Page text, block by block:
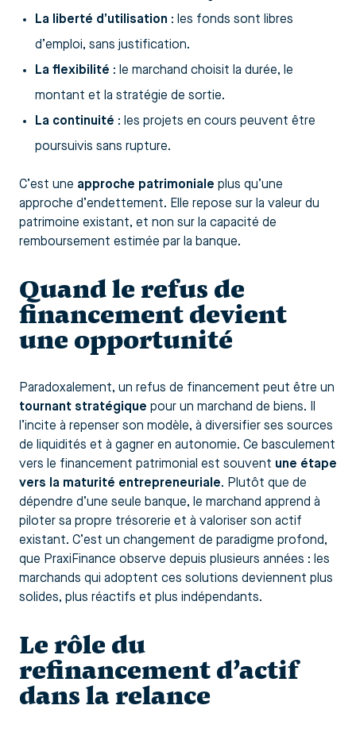
La liberté d’utilisation : les fonds sont libres
d’emploi, sans justification.
La flexibilité : le marchand choisit la durée, le
montant et la stratégie de sortie.
La continuité : les projets en cours peuvent être
poursuivis sans rupture.
C’est une approche patrimoniale plus qu’une
approche d’endettement. Elle repose sur la valeur du
patrimoine existant, et non sur la capacité de
remboursement estimée par la banque.
Quand le refus de
financement devient
une opportunité
Paradoxalement, un refus de financement peut être un
tournant stratégique pour un marchand de biens. Il
l’incite à repenser son modèle, à diversifier ses sources
de liquidités et à gagner en autonomie. Ce basculement
vers le financement patrimonial est souvent une étape
vers la maturité entrepreneuriale. Plutôt que de
dépendre d’une seule banque, le marchand apprend à
piloter sa propre trésorerie et à valoriser son actif
existant. C’est un changement de paradigme profond,
que PraxiFinance observe depuis plusieurs années : les
marchands qui adoptent ces solutions deviennent plus
solides, plus réactifs et plus indépendants.
Le rôle du
refinancement d’actif
dans la relance